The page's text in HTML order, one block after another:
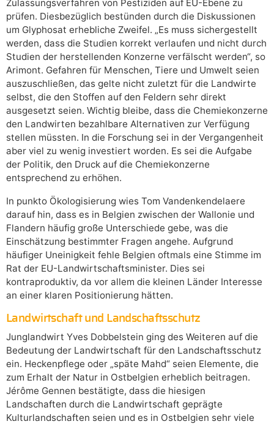
Zulassungsverfahren von Pestiziden auf EU-Ebene zu
prüfen. Diesbezüglich bestünden durch die Diskussionen
um Glyphosat erhebliche Zweifel. „Es muss sichergestellt
werden, dass die Studien korrekt verlaufen und nicht durch
Studien der herstellenden Konzerne verfälscht werden“, so
Arimont. Gefahren für Menschen, Tiere und Umwelt seien
auszuschließen, das gelte nicht zuletzt für die Landwirte
selbst, die den Stoffen auf den Feldern sehr direkt
ausgesetzt seien. Wichtig bleibe, dass die Chemiekonzerne
den Landwirten bezahlbare Alternativen zur Verfügung
stellen müssten. In die Forschung sei in der Vergangenheit
aber viel zu wenig investiert worden. Es sei die Aufgabe
der Politik, den Druck auf die Chemiekonzerne
entsprechend zu erhöhen.
In punkto Ökologisierung wies Tom Vandenkendelaere
darauf hin, dass es in Belgien zwischen der Wallonie und
Flandern häufig große Unterschiede gebe, was die
Einschätzung bestimmter Fragen angehe. Aufgrund
häufiger Uneinigkeit fehle Belgien oftmals eine Stimme im
Rat der EU-Landwirtschaftsminister. Dies sei
kontraproduktiv, da vor allem die kleinen Länder Interesse
an einer klaren Positionierung hätten.
Landwirtschaft und Landschaftsschutz
Junglandwirt Yves Dobbelstein ging des Weiteren auf die
Bedeutung der Landwirtschaft für den Landschaftsschutz
ein. Heckenpflege oder „späte Mahd“ seien Elemente, die
zum Erhalt der Natur in Ostbelgien erheblich beitragen.
Jérôme Gennen bestätigte, dass die hiesigen
Landschaften durch die Landwirtschaft geprägte
Kulturlandschaften seien und es in Ostbelgien sehr viele